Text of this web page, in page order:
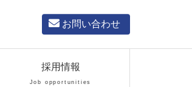
お問い合わせ
採用情報
Job opportunities